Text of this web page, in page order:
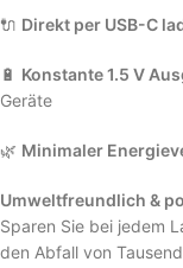
🔌 Direkt per USB-C
🔋 Konstante 1.5 V
Geräte
🌿 Minimaler
Umweltfreundlich &
Sparen Sie bei jedem
den Abfall von